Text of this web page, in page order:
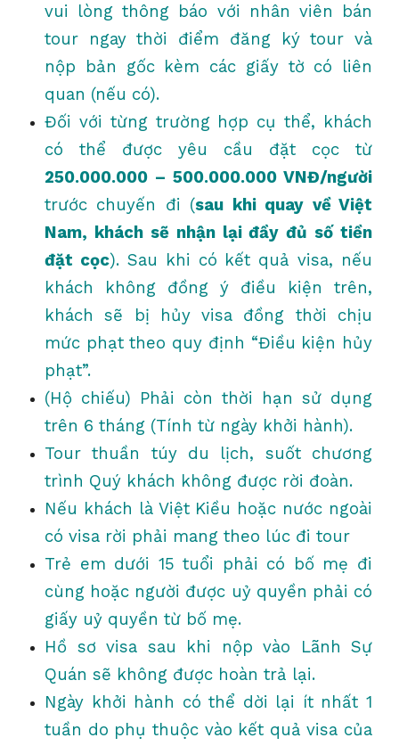
vui lòng thông báo với nhân viên bán
tour ngay thời điểm đăng ký tour và
nộp bản gốc kèm các giấy tờ có liên
quan (nếu có).
Đối với từng trường hợp cụ thể, khách
có thể được yêu cầu đặt cọc từ
250.000.000 – 500.000.000 VNĐ/người
trước chuyến đi (sau khi quay về Việt
Nam, khách sẽ nhận lại đầy đủ số tiền
đặt cọc). Sau khi có kết quả visa, nếu
khách không đồng ý điều kiện trên,
khách sẽ bị hủy visa đồng thời chịu
mức phạt theo quy định “Điều kiện hủy
phạt”.
(Hộ chiếu) Phải còn thời hạn sử dụng
trên 6 tháng (Tính từ ngày khởi hành).
Tour thuần túy du lịch, suốt chương
trình Quý khách không được rời đoàn.
Nếu khách là Việt Kiều hoặc nước ngoài
có visa rời phải mang theo lúc đi tour
Trẻ em dưới 15 tuổi phải có bố mẹ đi
cùng hoặc người được uỷ quyền phải có
giấy uỷ quyền từ bố mẹ.
Hồ sơ visa sau khi nộp vào Lãnh Sự
Quán sẽ không được hoàn trả lại.
Ngày khởi hành có thể dời lại ít nhất 1
tuần do phụ thuộc vào kết quả visa của